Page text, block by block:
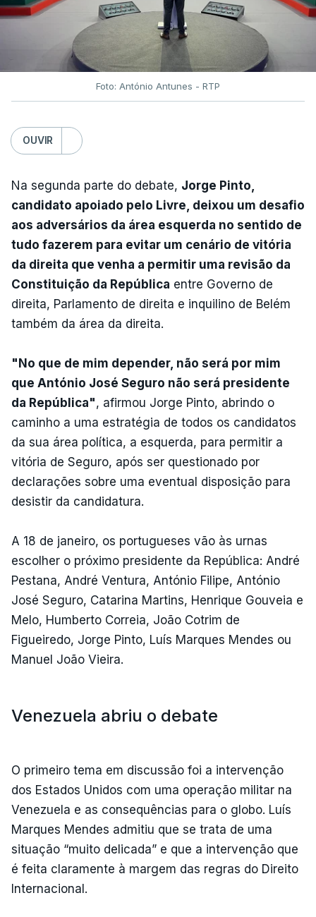
Foto: António Antunes - RTP
OUVIR
Na segunda parte do debate, Jorge Pinto,
candidato apoiado pelo Livre, deixou um desafio
aos adversários da área esquerda no sentido de
tudo fazerem para evitar um cenário de vitória
da direita que venha a permitir uma revisão da
Constituição da República entre Governo de
direita, Parlamento de direita e inquilino de Belém
também da área da direita.
"No que de mim depender, não será por mim
que António José Seguro não será presidente
da República", afirmou Jorge Pinto, abrindo o
caminho a uma estratégia de todos os candidatos
da sua área política, a esquerda, para permitir a
vitória de Seguro, após ser questionado por
declarações sobre uma eventual disposição para
desistir da candidatura.
A 18 de janeiro, os portugueses vão às urnas
escolher o próximo presidente da República: André
Pestana, André Ventura, António Filipe, António
José Seguro, Catarina Martins, Henrique Gouveia e
Melo, Humberto Correia, João Cotrim de
Figueiredo, Jorge Pinto, Luís Marques Mendes ou
Manuel João Vieira.
Venezuela abriu o debate
O primeiro tema em discussão foi a intervenção
dos Estados Unidos com uma operação militar na
Venezuela e as consequências para o globo. Luís
Marques Mendes admitiu que se trata de uma
situação “muito delicada” e que a intervenção que
é feita claramente à margem das regras do Direito
Internacional.